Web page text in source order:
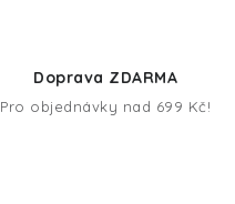
Doprava ZDARMA
Pro objednávky nad 699 Kč!